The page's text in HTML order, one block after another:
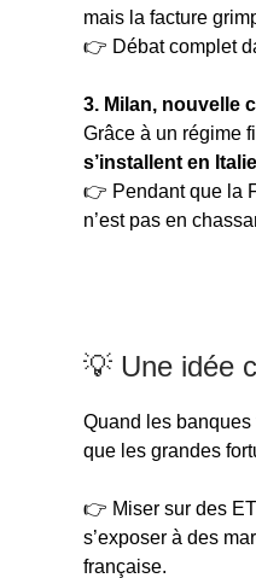
mais la facture
👉 Débat complet
3. Milan, nouvelle
Grâce à un régime
s’installent en Italie
👉 Pendant que la
n’est pas en
💡 Une idée
Quand les banques
que les grandes
👉 Miser sur des
s’exposer à des
française.